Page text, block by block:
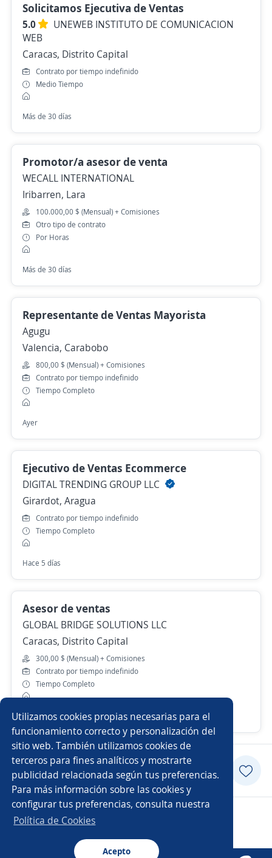
Utilizamos cookies propias necesarias para el
funcionamiento correcto y personalización del
sitio web. También utilizamos cookies de
terceros para fines analíticos y mostrarte
publicidad relacionada según tus preferencias.
Para más información sobre las cookies y
configurar tus preferencias, consulta nuestra
Política de Cookies
Acepto
Solicitamos Ejecutiva de Ventas
5.0
UNEWEB INSTITUTO DE COMUNICACION
WEB
Caracas, Distrito Capital
Contrato por tiempo indefinido
Medio Tiempo
Más de 30 días
Promotor/a asesor de venta
WECALL INTERNATIONAL
Iribarren, Lara
100.000,00 $ (Mensual) + Comisiones
Otro tipo de contrato
Por Horas
Más de 30 días
Representante de Ventas Mayorista
Agugu
Valencia, Carabobo
800,00 $ (Mensual) + Comisiones
Contrato por tiempo indefinido
Tiempo Completo
Ayer
Ejecutivo de Ventas Ecommerce
DIGITAL TRENDING GROUP LLC
Girardot, Aragua
Contrato por tiempo indefinido
Tiempo Completo
Hace 5 días
Asesor de ventas
GLOBAL BRIDGE SOLUTIONS LLC
Caracas, Distrito Capital
300,00 $ (Mensual) + Comisiones
Contrato por tiempo indefinido
Tiempo Completo
Más de 30 días
Postularme
Copyright 2014 - 2026 DGNET LTD.
Aviso legal